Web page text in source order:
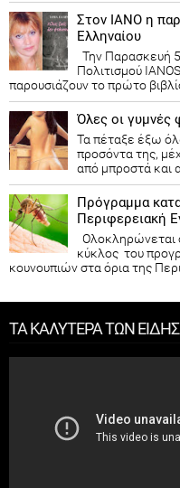
Στον ΙΑΝΟ η
Ελληναίου
Την Παρασκευή
Πολιτισμού
παρουσιάζουν το πρώτο
Όλες οι
Τα πέταξε έξω
προσόντα της,
από μπροστά και
Πρόγραμμα
Περιφερειακή
Ολοκληρώνεται
κύκλος του
κουνουπιών στα όρια της
ΤΑ ΚΑΛΥΤΕΡΑ ΤΩΝ